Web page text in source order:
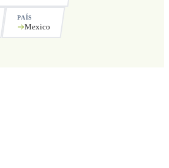
PAÍS
Mexico